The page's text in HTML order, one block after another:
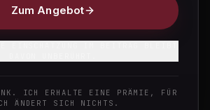
entsteht durch den Transfer zu
Zum Angebot
ICH ERHALTE EINE PRÄMIE, FÜR
ÄNDERT SICH NICHTS.